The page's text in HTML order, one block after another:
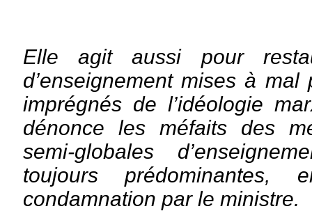
Elle agit aussi pour
d’enseignement mises à
imprégnés de l’idéologie
dénonce les méfaits des
semi-globales
toujours
condamnation par le ministre.